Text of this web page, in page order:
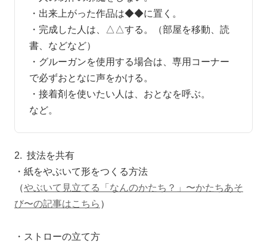
・出来上がった作品は◆◆に置く。
・完成した人は、△△する。（部屋を移動、読
書、などなど）
・グルーガンを使用する場合は、専用コーナー
で必ずおとなに声をかける。
・接着剤を使いたい人は、おとなを呼ぶ。
など。
2. 技法を共有
・紙をやぶいて形をつくる方法
（やぶいて見立てる「なんのかたち？」〜かたちあそ
び〜の記事はこちら ）
・ストローの立て方